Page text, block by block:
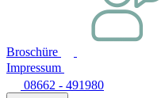
Broschüre
Impressum
08662 - 491980